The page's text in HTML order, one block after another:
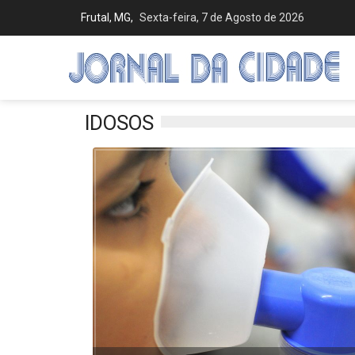
Frutal, MG, Sexta-feira, 7 de Agosto de 2026
IDOSOS